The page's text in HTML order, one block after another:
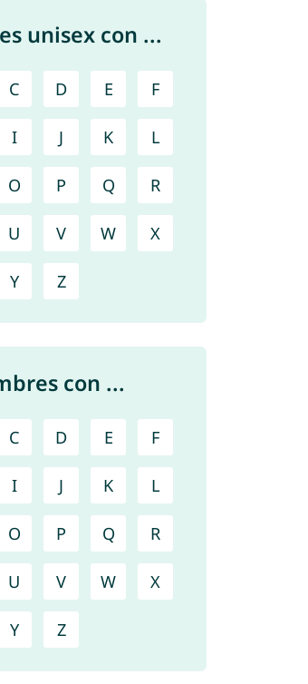
unisex con ...
C D E F
I J K L
O P Q R
U V W X
Y Z
con ...
C D E F
I J K L
O P Q R
U V W X
Y Z